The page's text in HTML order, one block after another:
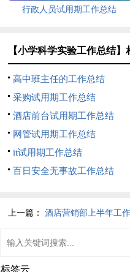
行政人员试用期工作总结
【小学科学实验工作总结】
高中班主任的工作总结
采购试用期工作总结
酒店前台试用期工作总结
网管试用期工作总结
it试用期工作总结
百日安全无事故工作总结
上一篇： 酒店营销部上半年工作
标签云